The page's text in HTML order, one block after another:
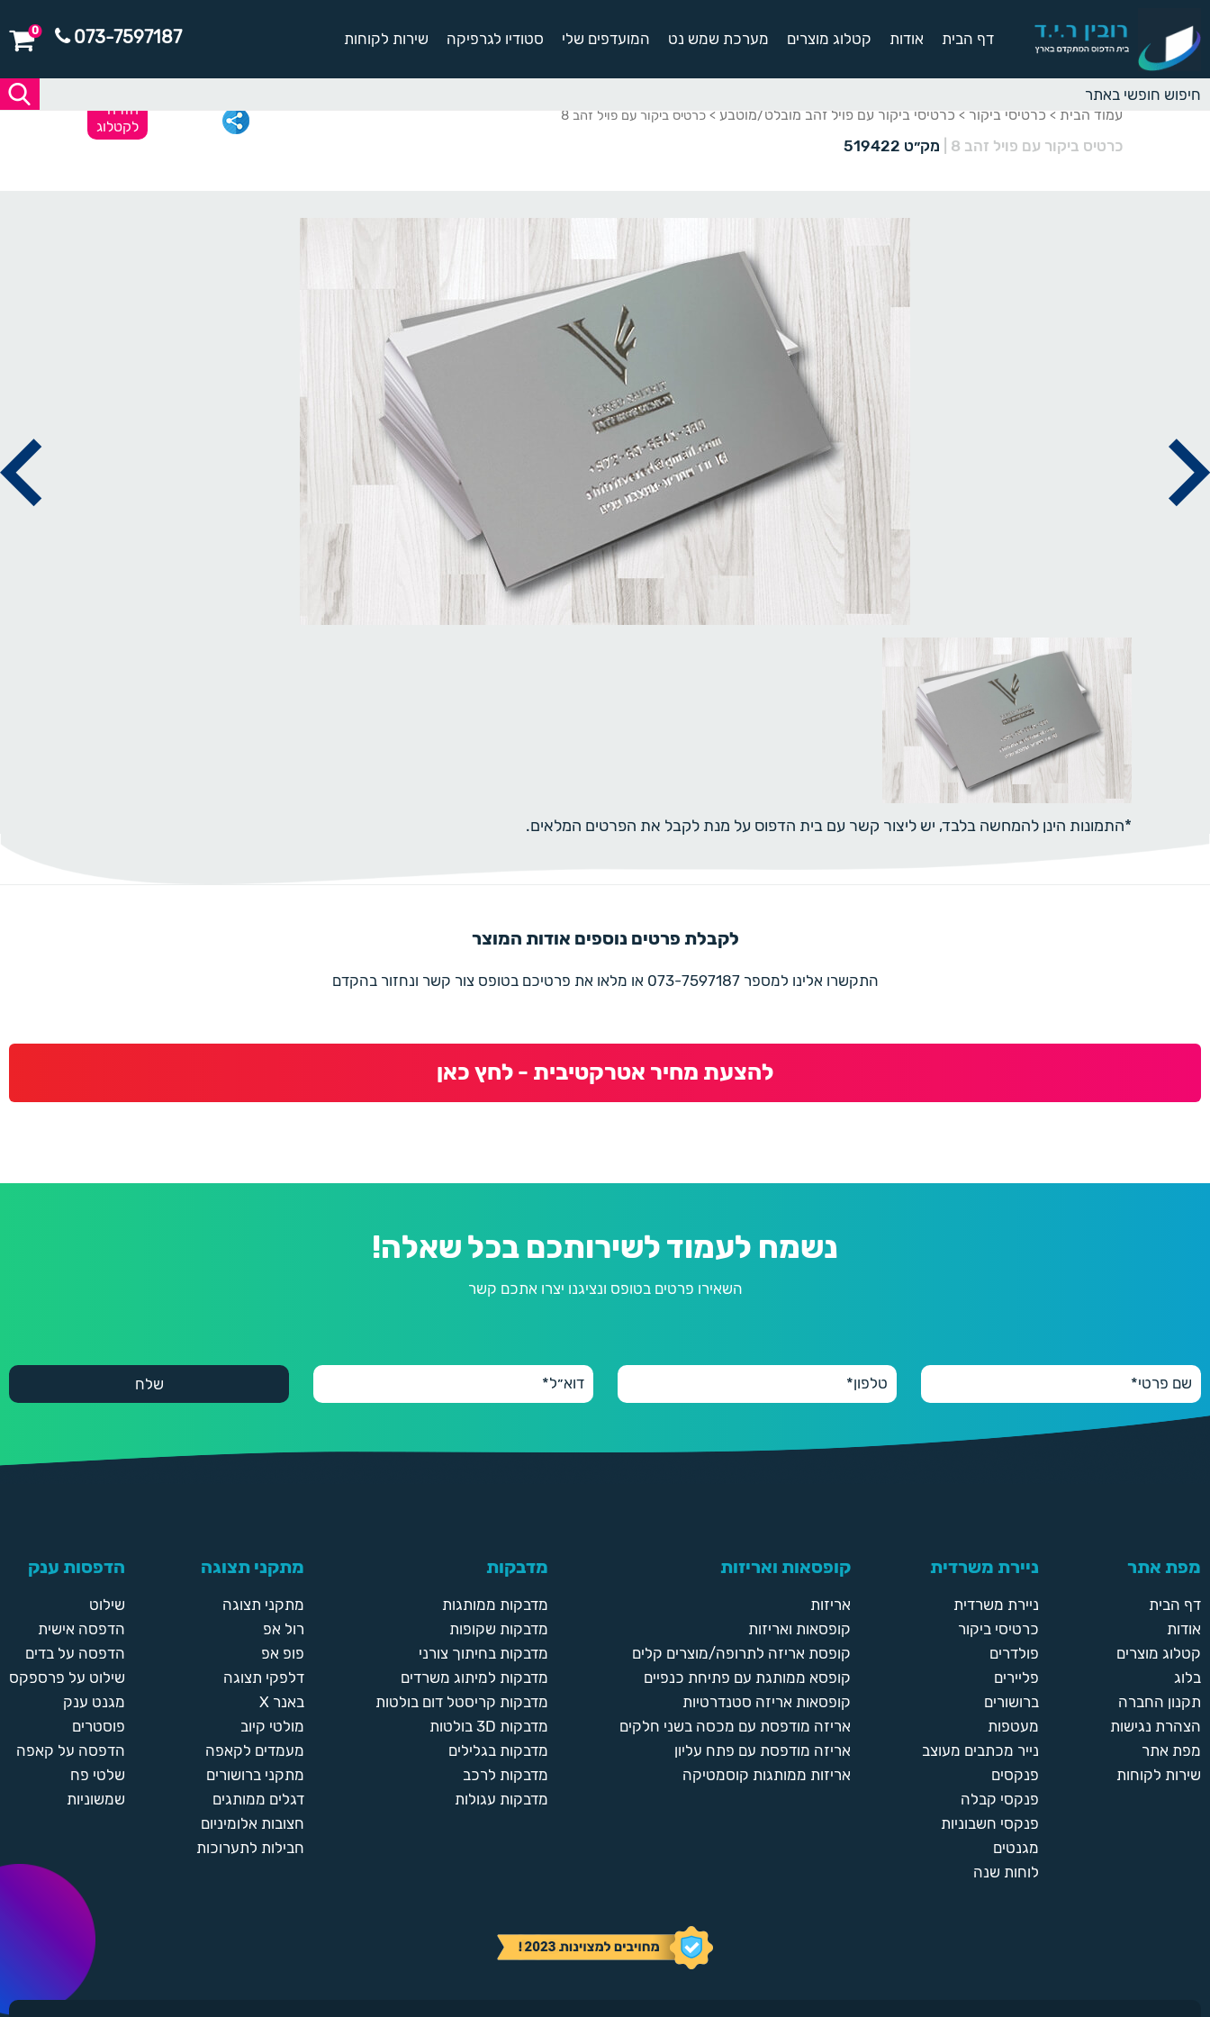
דף הבית אודות קטלוג מוצרים מערכת שמש נט המועדפים שלי סטודיו לגרפיקה שירות לקוחות 073-7597187
0
עמוד הבית > כרטיסי ביקור > כרטיסי ביקור עם פויל זהב מובלט/מוטבע > כרטיס ביקור עם פויל זהב 8
כרטיס ביקור עם פויל זהב 8 מק״ט 519422
חזרה
לקטלוג
*התמונות הינן להמחשה בלבד, יש ליצור קשר עם בית הדפוס על מנת לקבל את הפרטים המלאים.
לקבלת פרטים נוספים אודות המוצר
התקשרו אלינו למספר 073-7597187 או מלאו את פרטיכם בטופס צור קשר ונחזור בהקדם
להצעת מחיר אטרקטיבית - לחץ כאן
נשמח לעמוד לשירותכם בכל שאלה!
השאירו פרטים בטופס ונציגנו יצרו אתכם קשר
מפת אתר
דף הבית
אודות
קטלוג מוצרים
בלוג
תקנון החברה
הצהרת נגישות
מפת אתר
שירות לקוחות
ניירת משרדית
ניירת משרדית
כרטיסי ביקור
פולדרים
פליירים
ברושורים
מעטפות
נייר מכתבים מעוצב
פנקסים
פנקסי קבלה
פנקסי חשבוניות
מגנטים
לוחות שנה
קופסאות ואריזות
אריזות
קופסאות ואריזות
קופסת אריזה לתרופה/מוצרים קלים
קופסא ממותגת עם פתיחת כנפיים
קופסאות אריזה סטנדרטיות
אריזה מודפסת עם מכסה בשני חלקים
אריזה מודפסת עם פתח עליון
אריזות ממותגות קוסמטיקה
מדבקות
מדבקות ממותגות
מדבקות שקופות
מדבקות בחיתוך צורני
מדבקות למיתוג משרדים
מדבקות קריסטל דום בולטות
מדבקות 3D בולטות
מדבקות בגלילים
מדבקות לרכב
מדבקות עגולות
מתקני תצוגה
מתקני תצוגה
רול אפ
פופ אפ
דלפקי תצוגה
באנר X
מולטי קיוב
מעמדים לקאפה
מתקני ברושורים
דגלים ממותגים
חצובות אלומיניום
חבילות לתערוכות
הדפסות ענק
שילוט
הדפסה אישית
הדפסה על בדים
שילוט על פרספקס
מגנט ענק
פוסטרים
הדפסה על קאפה
שלטי פח
שמשוניות